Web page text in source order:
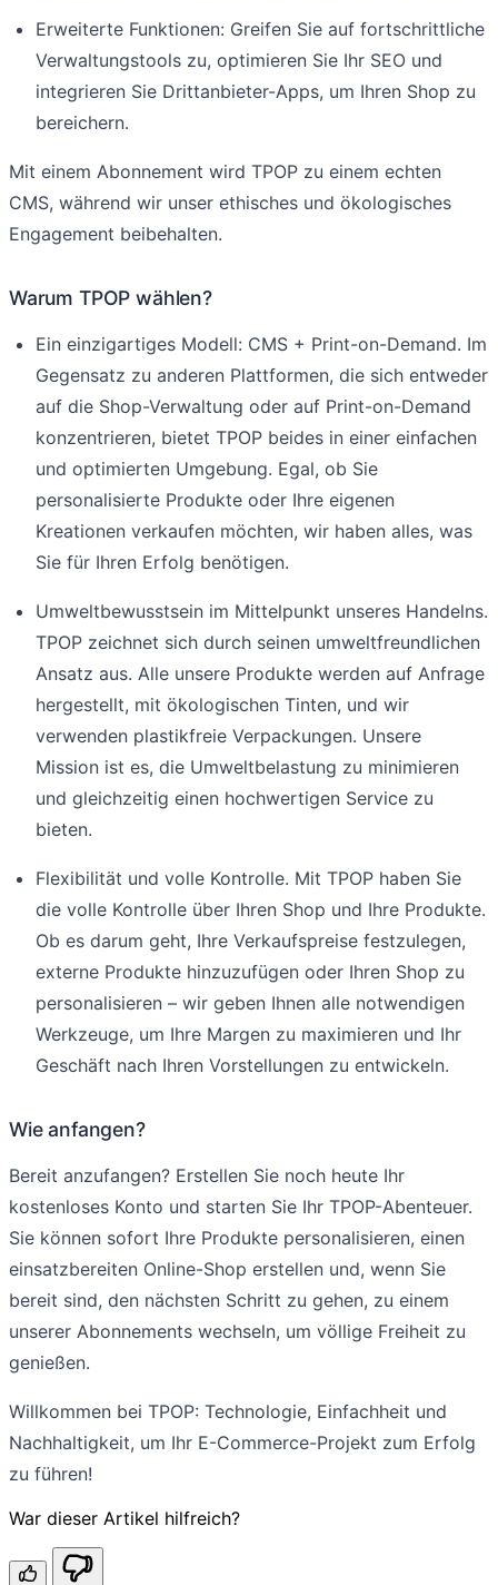
Erweiterte Funktionen: Greifen Sie auf fortschrittliche
Verwaltungstools zu, optimieren Sie Ihr SEO und
integrieren Sie Drittanbieter-Apps, um Ihren Shop zu
bereichern.
Mit einem Abonnement wird TPOP zu einem echten
CMS, während wir unser ethisches und ökologisches
Engagement beibehalten.
Warum TPOP wählen?
Ein einzigartiges Modell: CMS + Print-on-Demand. Im
Gegensatz zu anderen Plattformen, die sich entweder
auf die Shop-Verwaltung oder auf Print-on-Demand
konzentrieren, bietet TPOP beides in einer einfachen
und optimierten Umgebung. Egal, ob Sie
personalisierte Produkte oder Ihre eigenen
Kreationen verkaufen möchten, wir haben alles, was
Sie für Ihren Erfolg benötigen.
Umweltbewusstsein im Mittelpunkt unseres Handelns.
TPOP zeichnet sich durch seinen umweltfreundlichen
Ansatz aus. Alle unsere Produkte werden auf Anfrage
hergestellt, mit ökologischen Tinten, und wir
verwenden plastikfreie Verpackungen. Unsere
Mission ist es, die Umweltbelastung zu minimieren
und gleichzeitig einen hochwertigen Service zu
bieten.
Flexibilität und volle Kontrolle. Mit TPOP haben Sie
die volle Kontrolle über Ihren Shop und Ihre Produkte.
Ob es darum geht, Ihre Verkaufspreise festzulegen,
externe Produkte hinzuzufügen oder Ihren Shop zu
personalisieren – wir geben Ihnen alle notwendigen
Werkzeuge, um Ihre Margen zu maximieren und Ihr
Geschäft nach Ihren Vorstellungen zu entwickeln.
Wie anfangen?
Bereit anzufangen? Erstellen Sie noch heute Ihr
kostenloses Konto und starten Sie Ihr TPOP-Abenteuer.
Sie können sofort Ihre Produkte personalisieren, einen
einsatzbereiten Online-Shop erstellen und, wenn Sie
bereit sind, den nächsten Schritt zu gehen, zu einem
unserer Abonnements wechseln, um völlige Freiheit zu
genießen.
Willkommen bei TPOP: Technologie, Einfachheit und
Nachhaltigkeit, um Ihr E-Commerce-Projekt zum Erfolg
zu führen!
War dieser Artikel hilfreich?